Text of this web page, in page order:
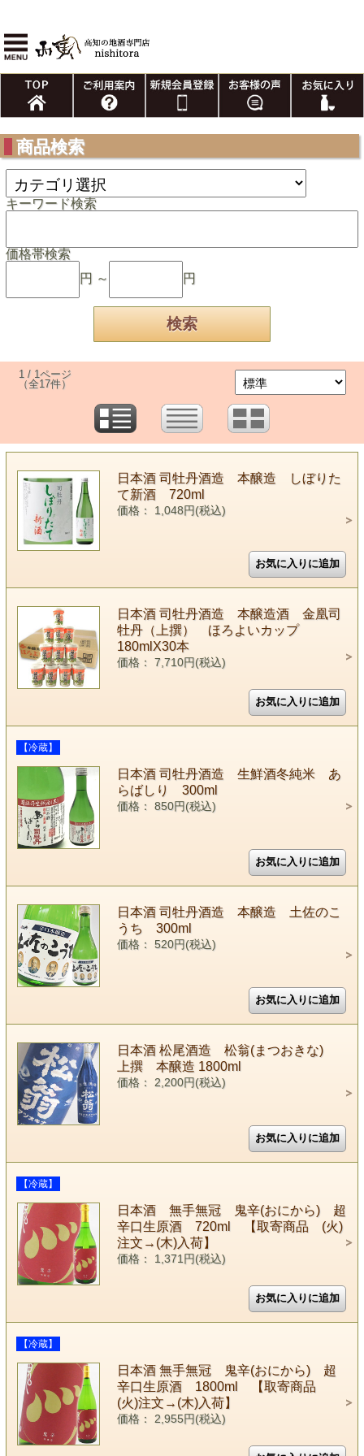
商品検索
キーワード検索
価格帯検索
円 ～
円
1 / 1ページ
（全17件）
日本酒 司牡丹酒造 本醸造 しぼりた
て新酒 720ml
価格： 1,048円(税込)
日本酒 司牡丹酒造 本醸造酒 金凰司
牡丹（上撰） ほろよいカップ
180mlX30本
価格： 7,710円(税込)
【冷蔵】
日本酒 司牡丹酒造 生鮮酒冬純米 あ
らばしり 300ml
価格： 850円(税込)
日本酒 司牡丹酒造 本醸造 土佐のこ
うち 300ml
価格： 520円(税込)
日本酒 松尾酒造 松翁(まつおきな)
上撰 本醸造 1800ml
価格： 2,200円(税込)
【冷蔵】
日本酒 無手無冠 鬼辛(おにから) 超
辛口生原酒 720ml 【取寄商品 (火)
注文→(木)入荷】
価格： 1,371円(税込)
【冷蔵】
日本酒 無手無冠 鬼辛(おにから) 超
辛口生原酒 1800ml 【取寄商品
(火)注文→(木)入荷】
価格： 2,955円(税込)